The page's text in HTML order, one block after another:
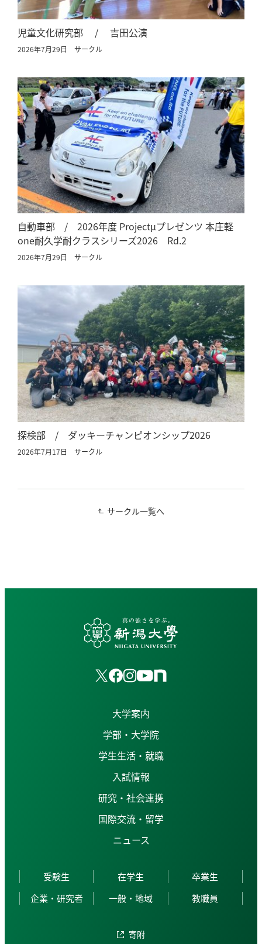
児童文化研究部 / 吉田公演
2026年7月29日 サークル
自動車部 / 2026年度 Projectμプレゼンツ 本庄軽
one耐久学耐クラスシリーズ2026 Rd.2
2026年7月29日 サークル
探検部 / ダッキーチャンピオンシップ2026
2026年7月17日 サークル
サークル一覧へ
大学案内
学部・大学院
学生生活・就職
入試情報
研究・社会連携
国際交流・留学
ニュース
受験生 在学生
卒業生
企業・研究者
一般・地域 教職員
寄附